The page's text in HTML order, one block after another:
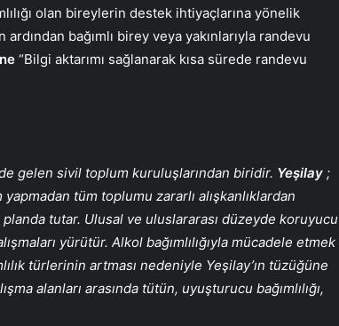
olan bireylerin destek ihtiyaçlarına yönelik
bağımlı birey veya yakınlarıyla randevu
“Bilgi aktarımı sağlanarak kısa sürede randevu
gelen sivil toplum kuruluşlarından biridir. Yeşilay ;
tüm toplumu zararlı alışkanlıklardan
tutar. Ulusal ve uluslararası düzeyde koruyucu
yürütür. Alkol bağımlılığıyla mücadele etmek
türlerinin artması nedeniyle Yeşilay’ın tüzüğüne
alanları arasında tütün, uyuşturucu bağımlılığı,